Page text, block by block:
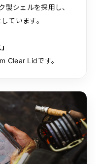
製シェルを採用し、
ています。
Clear Lidです。